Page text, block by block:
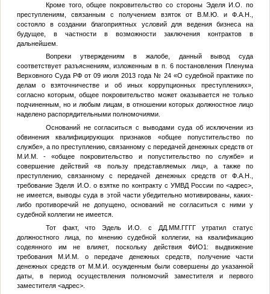
Кроме того, общее покровительство со стороны Эделя И.О. по
преступлениям, связанным с получением взяток отВ.М.Ю. иФ.А.Н.
состояло в создании благоприятных условий для ведения бизнеса на
будущее, в частности в возможности заключения контрактов в
дальнейшем.
Вопреки утверждениям в жалобе, данный вывод суда
соответствует разъяснениям, изложенным в п. 6 постановления Пленума
Верховного Суда РФ от 09 июля 2013 года № 24 «О судебной практике по
делам о взяточничестве и об иных коррупционных преступлениях»,
согласно которым, общее покровительство может оказывается не только
подчиненным, но и любым лицам, в отношении которых должностное лицо
наделено распорядительными полномочиями.
Оснований не согласиться с выводами суда об исключении из
обвинения квалифицирующих признаков «общее попустительство по
службе», а по преступлению, связанному с передачей денежных средств от
М.И.М.
- «общее покровительство и попустительство по службе» и
совершение действий «в пользу представляемых лиц», а также по
преступлению, связанному с передачей денежных средств отФ.А.Н.
требование Эделя И.О. о взятке по контракту с УМВД России по<адрес>
не имеется, выводы суда в этой части убедительно мотивированы, каких-
либо противоречий не допущено, оснований не согласиться с ними у
судебной коллегии не имеется.
Тот факт, что Эдель И.О. с
ДД.ММ.ГГГГутратил статус
должностного лица, по мнению судебной коллегии, на квалификацию
содеянного им не влияет, поскольку действияФИО1 : выдвижение
требованияМ.И.М.
о передаче денежных средств, получение части
денежных средств от М.М.И.
осужденным были совершены до указанной
даты, в период осуществления полномочий заместителя и первого
заместителя <адрес>.